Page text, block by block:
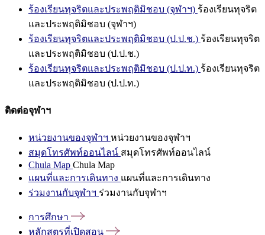
ร้องเรียนทุจริตและประพฤติมิชอบ (จุฬาฯ) ร้องเรียนทุจริต
และประพฤติมิชอบ (จุฬาฯ)
ร้องเรียนทุจริตและประพฤติมิชอบ (ป.ป.ช.) ร้องเรียนทุจริต
และประพฤติมิชอบ (ป.ป.ช.)
ร้องเรียนทุจริตและประพฤติมิชอบ (ป.ป.ท.) ร้องเรียนทุจริต
และประพฤติมิชอบ (ป.ป.ท.)
ติดต่อจุฬาฯ
หน่วยงานของจุฬาฯ หน่วยงานของจุฬาฯ
สมุดโทรศัพท์ออนไลน์ สมุดโทรศัพท์ออนไลน์
Chula Map Chula Map
แผนที่และการเดินทาง แผนที่และการเดินทาง
ร่วมงานกับจุฬาฯ ร่วมงานกับจุฬาฯ
การศึกษา
หลักสูตรที่เปิดสอน